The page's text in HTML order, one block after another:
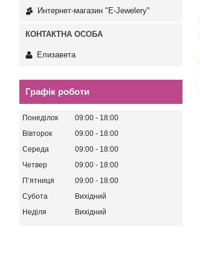
Интернет-магазин "E-Jewelery"
Елизавета
Графік роботи
Понеділок 09:00
18:00
Вівторок
09:00
18:00
Середа
09:00
18:00
Четвер
09:00
18:00
Пʼятниця
09:00
18:00
Субота
Вихідний
Неділя
Вихідний